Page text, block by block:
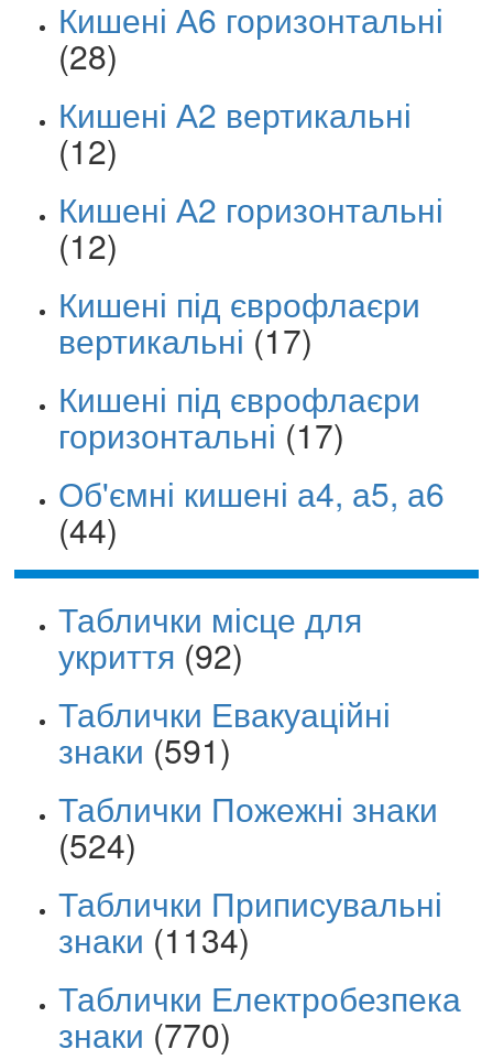
Кишені А6 горизонтальні
(28)
Кишені А2 вертикальні
(12)
Кишені А2 горизонтальні
(12)
Кишені під єврофлаєри
вертикальні (17)
Кишені під єврофлаєри
горизонтальні (17)
Об'ємні кишені а4, а5, а6
(44)
Таблички місце для
укриття (92)
Таблички Евакуаційні
знаки (591)
Таблички Пожежні знаки
(524)
Таблички Приписувальні
знаки (1134)
Таблички Електробезпека
знаки (770)